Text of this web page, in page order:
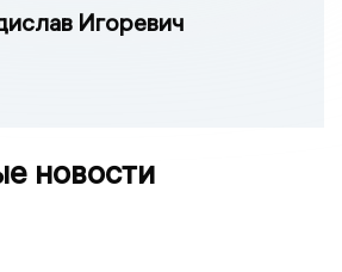
Игоревич
новости